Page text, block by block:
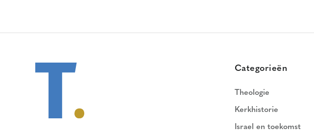
Categorieën
Theologie
Kerkhistorie
Israel en toekomst